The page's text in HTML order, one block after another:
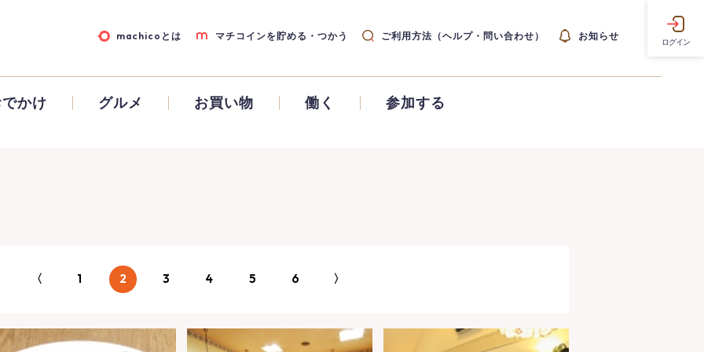
machicoとは マチコインを貯める・つかう ご利用方法（ヘルプ・問い合わせ） お知らせ
ログイン
かけ グルメ お買い物 働く 参加する
〈 1 2 3 4 5 6 〉